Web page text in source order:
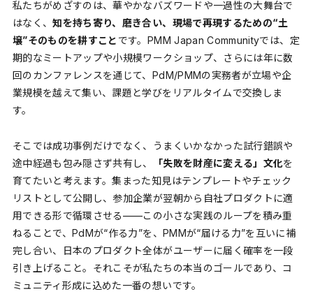
私たちがめざすのは、華やかなバズワードや一過性の大舞台で
はなく、知を持ち寄り、磨き合い、現場で再現するための“土
壌”そのものを耕すこと です。PMM Japan Communityでは、定
期的なミートアップや小規模ワークショップ、さらには年に数
回のカンファレンスを通じて、PdM/PMMの実務者が立場や企
業規模を越えて集い、課題と学びをリアルタイムで交換しま
す。
そこでは成功事例だけでなく、うまくいかなかった試行錯誤や
途中経過も包み隠さず共有し、
「失敗を財産に変える」文化を
育てたいと考えます。集まった知見はテンプレートやチェック
リストとして公開し、参加企業が翌朝から自社プロダクトに適
用できる形で循環させる——この小さな実践のループを積み重
ねることで、PdMが“作る力”を、PMMが“届ける力”を互いに補
完し合い、日本のプロダクト全体がユーザーに届く確率を一段
引き上げること。それこそが私たちの本当のゴールであり、コ
ミュニティ形成に込めた一番の想いです。